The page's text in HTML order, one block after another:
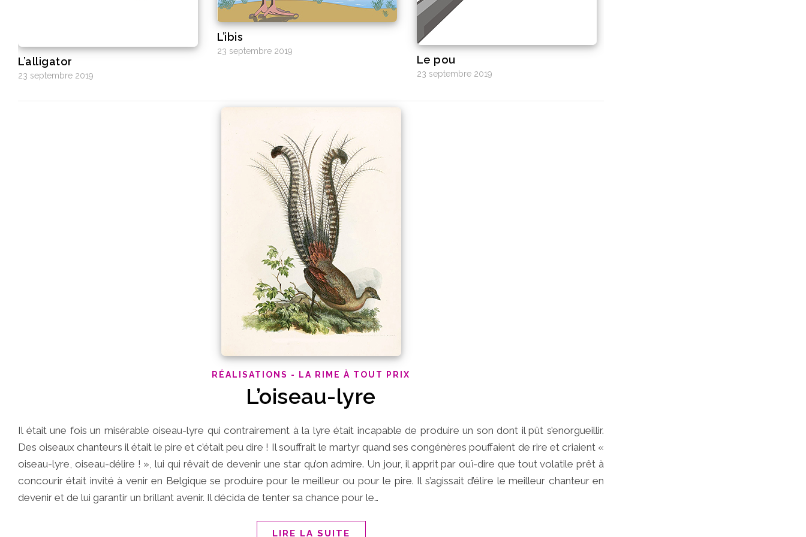
L’alligator
23 septembre 2019
L’ibis
23 septembre 2019
Le pou
23 septembre 2019
RÉALISATIONS - LA RIME À TOUT PRIX
L’oiseau-lyre
Il était une fois un misérable oiseau-lyre qui contrairement à la lyre était incapable de produire un son dont il pût s’enorgueillir.
Des oiseaux chanteurs il était le pire et c’était peu dire ! Il souffrait le martyr quand ses congénères pouffaient de rire et criaient «
oiseau-lyre, oiseau-délire ! », lui qui rêvait de devenir une star qu’on admire. Un jour, il apprit par ouï-dire que tout volatile prêt à
concourir était invité à venir en Belgique se produire pour le meilleur ou pour le pire. Il s’agissait d’élire le meilleur chanteur en
devenir et de lui garantir un brillant avenir. Il décida de tenter sa chance pour le…
LIRE LA SUITE